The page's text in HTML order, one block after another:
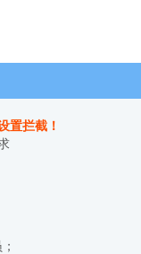
置拦截！